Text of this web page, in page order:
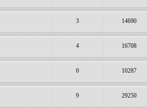
3 14690
4 16708
0 10287
9 29250